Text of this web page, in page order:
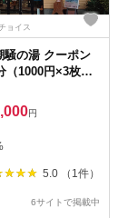
ョイス
騒の湯 クーポン
（1000円×3枚）
ナ おんせん 大
海鮮 魚介 食事
利用券 アウト
円
5.0 （1件）
6サイトで掲載中